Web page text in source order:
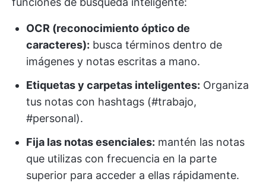
OCR (reconocimiento óptico de
caracteres): busca términos dentro de
imágenes y notas escritas a mano.
Etiquetas y carpetas inteligentes: Organiza
tus notas con hashtags (#trabajo,
#personal).
Fija las notas esenciales: mantén las notas
que utilizas con frecuencia en la parte
superior para acceder a ellas rápidamente.